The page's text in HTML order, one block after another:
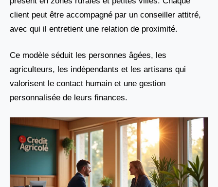
client peut être accompagné par un conseiller attitré,
avec qui il entretient une relation de proximité.
Ce modèle séduit les personnes âgées, les
agriculteurs, les indépendants et les artisans qui
valorisent le contact humain et une gestion
personnalisée de leurs finances.